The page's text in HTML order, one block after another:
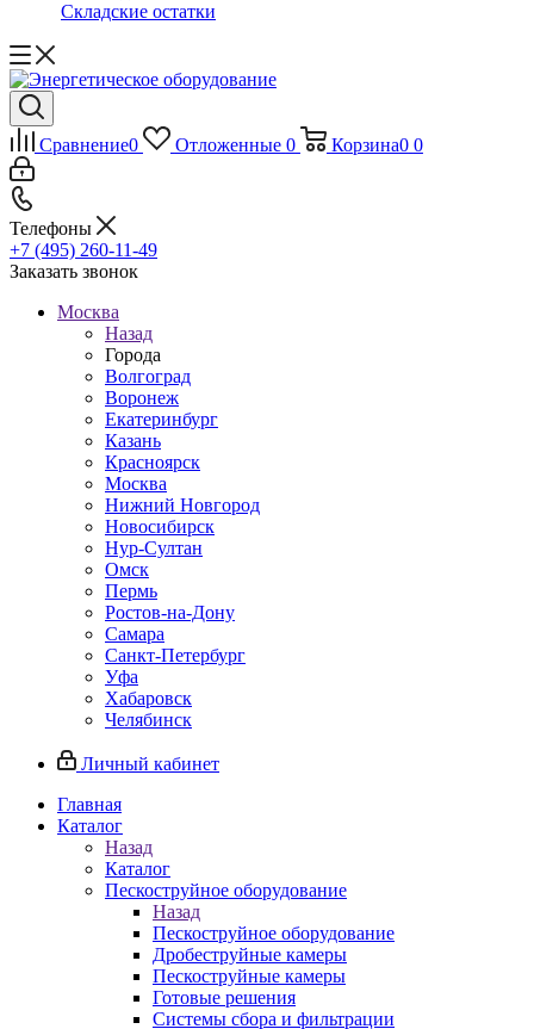
Складские остатки
Сравнение0 Отложенные 0 Корзина0 0
Телефоны
+7 (495) 260-11-49
Заказать звонок
Москва
Назад
Города
Волгоград
Воронеж
Екатеринбург
Казань
Красноярск
Москва
Нижний Новгород
Новосибирск
Нур-Султан
Омск
Пермь
Ростов-на-Дону
Самара
Санкт-Петербург
Уфа
Хабаровск
Челябинск
Личный кабинет
Главная
Каталог
Назад
Каталог
Пескоструйное оборудование
Назад
Пескоструйное оборудование
Дробеструйные камеры
Пескоструйные камеры
Готовые решения
Системы сбора и фильтрации